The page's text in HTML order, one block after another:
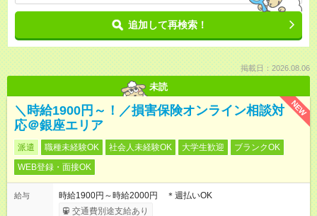
追加して再検索！
掲載日：2026.08.06
未読
NEW
＼時給1900円～！／損害保険オンライン相談対
応＠銀座エリア
派遣 職種未経験OK 社会人未経験OK 大学生歓迎
ブランクOK
WEB登録・面接OK
給与
時給1900円～時給2000円 ＊週払いOK
交通費別途支給あり